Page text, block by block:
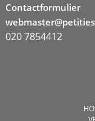
Contactformulier
020 7854412